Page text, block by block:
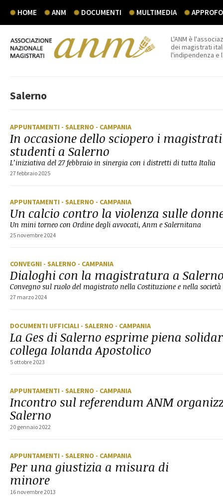
HOME ANM DOCUMENTI MULTIMEDIA
L'ANM è
dei magistrati
l'indipendenza e
Salerno
APPUNTAMENTI - SALERNO - CAMPANIA
In occasione dello sciopero i
studenti a Salerno
L’iniziativa del 27 febbraio in sinergia con i distretti di tutta Italia
27 febbraio 2025
APPUNTAMENTI - SALERNO - CAMPANIA
Un calcio contro la violenza sulle
Un mini torneo con Ordine degli avvocati, Anm e Salernitana
25 novembre 2024
CONVEGNI - SALERNO - CAMPANIA
Dialoghi con la magistratura a
Convegno sul ruolo del magistrato nella Costituzione e nella società
27 marzo 2024
DOCUMENTI UFFICIALI - SALERNO - CAMPANIA
La Ges di Salerno esprime piena
collega Iolanda Apostolico
5 ottobre 2023
APPUNTAMENTI - SALERNO - CAMPANIA
Incontro sul referendum ANM
Salerno
20 gennaio 2022
APPUNTAMENTI - SALERNO - CAMPANIA
Per una giustizia a misura di
minore
16 novembre 2013